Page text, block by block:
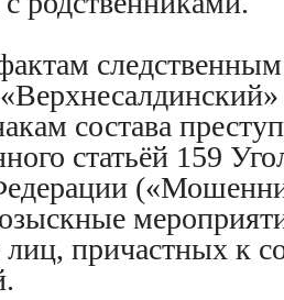
состава
статьёй 159
лиц, причастных к